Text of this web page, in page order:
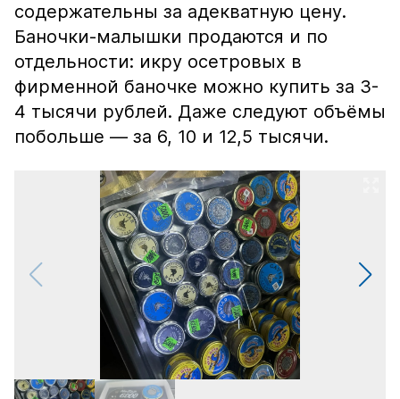
содержательны за адекватную цену.
Баночки-малышки продаются и по
отдельности: икру осетровых в
фирменной баночке можно купить за 3-
4 тысячи рублей. Даже следуют объёмы
побольше — за 6, 10 и 12,5 тысячи.